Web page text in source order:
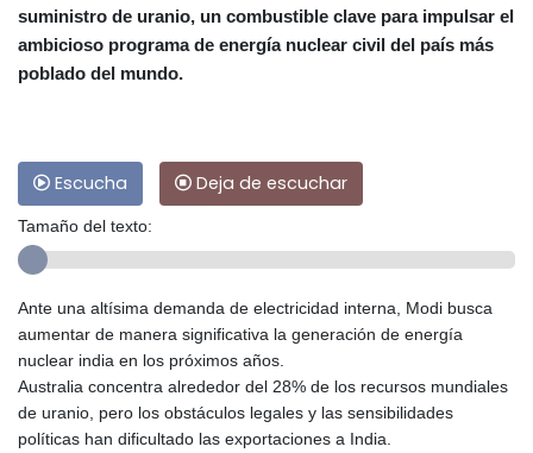
suministro de uranio, un combustible clave para impulsar el
ambicioso programa de energía nuclear civil del país más
poblado del mundo.
Escucha Deja de escuchar
Tamaño del texto:
Ante una altísima demanda de electricidad interna, Modi busca
aumentar de manera significativa la generación de energía
nuclear india en los próximos años.
Australia concentra alrededor del 28% de los recursos mundiales
de uranio, pero los obstáculos legales y las sensibilidades
políticas han dificultado las exportaciones a India.